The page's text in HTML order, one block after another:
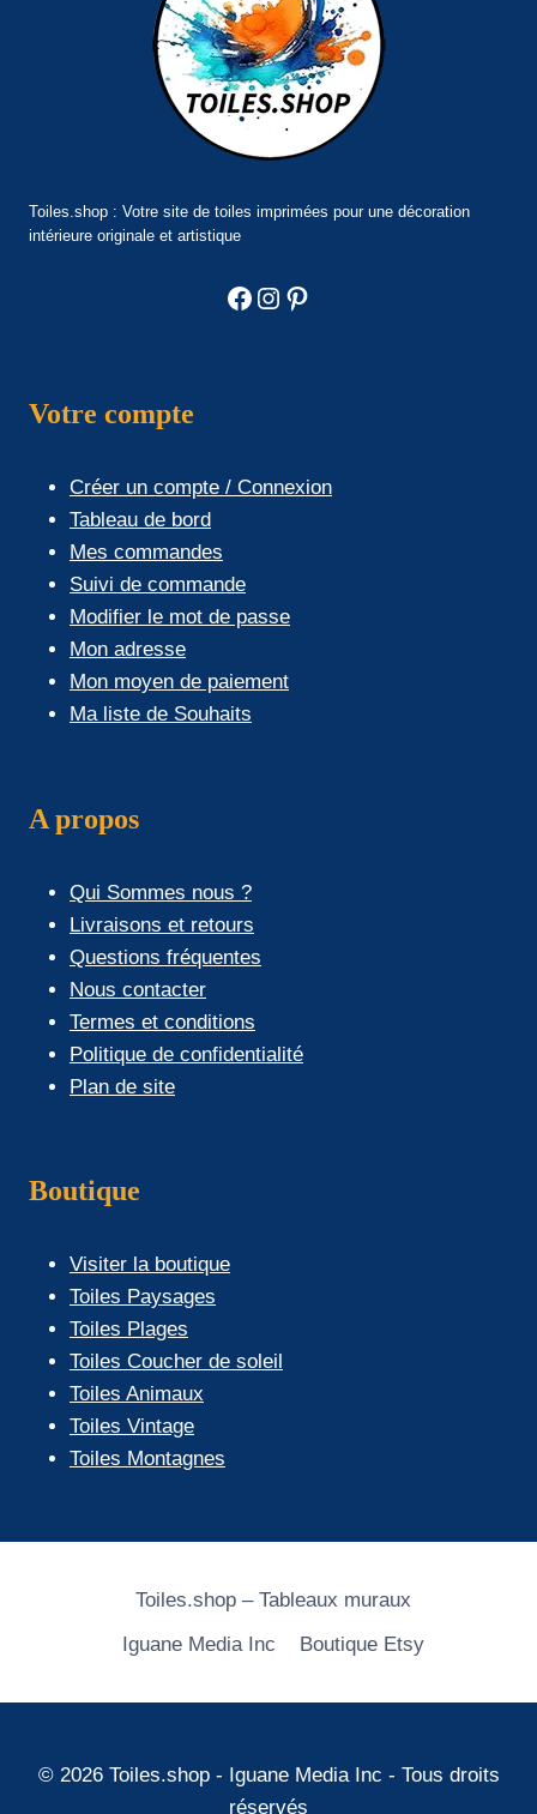
Toiles.shop : Votre site de toiles imprimées pour une décoration
intérieure originale et artistique
Facebook
Instagram
Pinterest
Votre compte
Créer un compte / Connexion
Tableau de bord
Mes commandes
Suivi de commande
Modifier le mot de passe
Mon adresse
Mon moyen de paiement
Ma liste de Souhaits
A propos
Qui Sommes nous ?
Livraisons et retours
Questions fréquentes
Nous contacter
Termes et conditions
Politique de confidentialité
Plan de site
Boutique
Visiter la boutique
Toiles Paysages
Toiles Plages
Toiles Coucher de soleil
Toiles Animaux
Toiles Vintage
Toiles Montagnes
Toiles.shop – Tableaux muraux
Iguane Media Inc
Boutique Etsy
© 2026 Toiles.shop - Iguane Media Inc - Tous droits
réservés